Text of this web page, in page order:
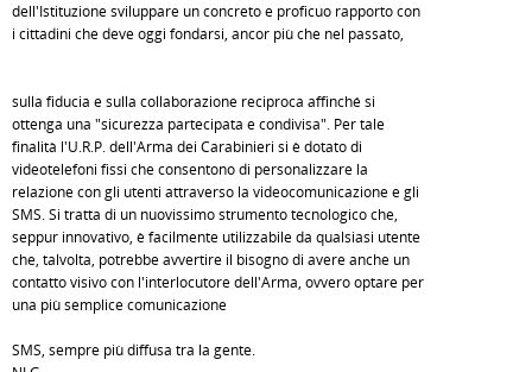
dell'Istituzione sviluppare un concreto e proficuo rapporto con
i cittadini che deve oggi fondarsi, ancor più che nel passato,
sulla fiducia e sulla collaborazione reciproca affinché si
ottenga una "sicurezza partecipata e condivisa". Per tale
finalità l'U.R.P. dell'Arma dei Carabinieri si è dotato di
videotelefoni fissi che consentono di personalizzare la
relazione con gli utenti attraverso la videocomunicazione e gli
SMS. Si tratta di un nuovissimo strumento tecnologico che,
seppur innovativo, è facilmente utilizzabile da qualsiasi utente
che, talvolta, potrebbe avvertire il bisogno di avere anche un
contatto visivo con l'interlocutore dell'Arma, ovvero optare per
una più semplice comunicazione
SMS, sempre più diffusa tra la gente.